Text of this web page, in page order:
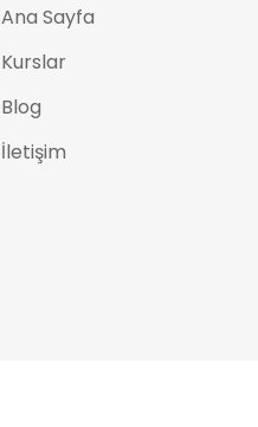
Ana Sayfa
Kurslar
Blog
İletişim